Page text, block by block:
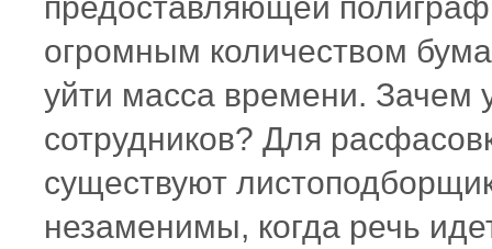
огромным количеством
уйти масса времени. Зачем
сотрудников? Для
существуют
незаменимы, когда речь